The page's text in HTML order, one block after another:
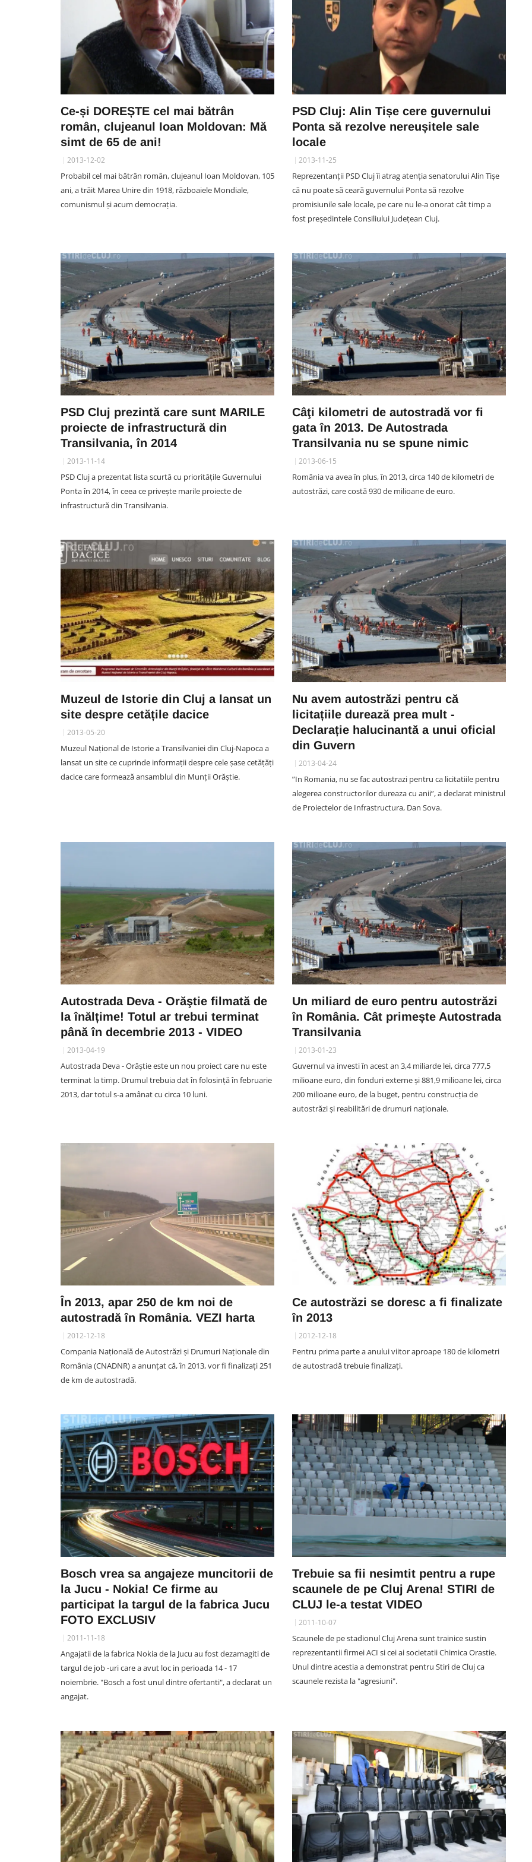
Ce-și DOREȘTE cel mai bătrân
român, clujeanul Ioan Moldovan: Mă
simt de 65 de ani!
2013-12-02
Probabil cel mai bătrân român, clujeanul Ioan Moldovan, 105
ani, a trăit Marea Unire din 1918, războaiele Mondiale,
comunismul și acum democrația.
PSD Cluj: Alin Tișe cere guvernului
Ponta să rezolve nereușitele sale
locale
2013-11-25
Reprezentanții PSD Cluj îi atrag atenția senatorului Alin Tișe
că nu poate să ceară guvernului Ponta să rezolve
promisiunile sale locale, pe care nu le-a onorat cât timp a
fost președintele Consiliului Județean Cluj.
PSD Cluj prezintă care sunt MARILE
proiecte de infrastructură din
Transilvania, în 2014
2013-11-14
PSD Cluj a prezentat lista scurtă cu prioritățile Guvernului
Ponta în 2014, în ceea ce privește marile proiecte de
infrastructură din Transilvania.
Câţi kilometri de autostradă vor fi
gata în 2013. De Autostrada
Transilvania nu se spune nimic
2013-06-15
România va avea în plus, în 2013, circa 140 de kilometri de
autostrăzi, care costă 930 de milioane de euro.
Muzeul de Istorie din Cluj a lansat un
site despre cetățile dacice
2013-05-20
Muzeul Național de Istorie a Transilvaniei din Cluj-Napoca a
lansat un site ce cuprinde informații despre cele șase cetățăți
dacice care formează ansamblul din Munții Orăștie.
Nu avem autostrăzi pentru că
licitațiile durează prea mult -
Declarație halucinantă a unui oficial
din Guvern
2013-04-24
”In Romania, nu se fac autostrazi pentru ca licitatiile pentru
alegerea constructorilor dureaza cu anii”, a declarat ministrul
de Proiectelor de Infrastructura, Dan Sova.
Autostrada Deva - Orăştie filmată de
la înălțime! Totul ar trebui terminat
până în decembrie 2013 - VIDEO
2013-04-19
Autostrada Deva - Orăștie este un nou proiect care nu este
terminat la timp. Drumul trebuia dat în folosință în februarie
2013, dar totul s-a amânat cu circa 10 luni.
Un miliard de euro pentru autostrăzi
în România. Cât primește Autostrada
Transilvania
2013-01-23
Guvernul va investi în acest an 3,4 miliarde lei, circa 777,5
milioane euro, din fonduri externe şi 881,9 milioane lei, circa
200 milioane euro, de la buget, pentru construcţia de
autostrăzi şi reabilitări de drumuri naţionale.
În 2013, apar 250 de km noi de
autostradă în România. VEZI harta
2012-12-18
Compania Națională de Autostrăzi și Drumuri Naționale din
România (CNADNR) a anunțat că, în 2013, vor fi finalizați 251
de km de autostradă.
Ce autostrăzi se doresc a fi finalizate
în 2013
2012-12-18
Pentru prima parte a anului viitor aproape 180 de kilometri
de autostradă trebuie finalizaţi.
Bosch vrea sa angajeze muncitorii de
la Jucu - Nokia! Ce firme au
participat la targul de la fabrica Jucu
FOTO EXCLUSIV
2011-11-18
Angajatii de la fabrica Nokia de la Jucu au fost dezamagiti de
targul de job -uri care a avut loc in perioada 14 - 17
noiembrie. "Bosch a fost unul dintre ofertanti", a declarat un
angajat.
Trebuie sa fii nesimtit pentru a rupe
scaunele de pe Cluj Arena! STIRI de
CLUJ le-a testat VIDEO
2011-10-07
Scaunele de pe stadionul Cluj Arena sunt trainice sustin
reprezentantii firmei ACI si cei ai societatii Chimica Orastie.
Unul dintre acestia a demonstrat pentru Stiri de Cluj ca
scaunele rezista la "agresiuni".
SOCIAL
VIDEO. Momente de groază
din Cluj: „În stânga țineam
bebelușul de 4 luni, în dreapta
sutien”
06 August 11:38
SOCIAL
în care motociclistul intră în plin
într-un TIR și motocicleta ia foc.
Imagini greu de privit
06 August 13:59
ECONOMIC
Gonea cu BMW-ul de parcă era
avion. „Avea între 120 și 150
km/h. Dacă nu frânam și eu, și
Radu Constantea, epuizat de
perioada petrecută la „U”.
Conducătorul este decis să
plece de la echipă
06 August 15:50